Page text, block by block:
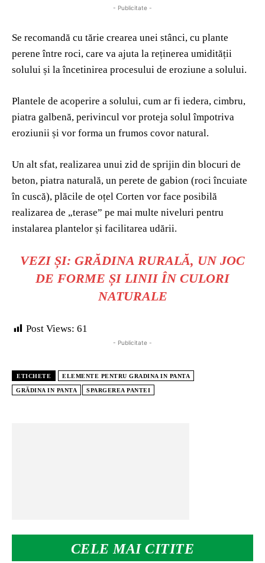
CELE MAI CITITE
- Publicitate -
Se recomandă cu tărie crearea unei stânci, cu plante
perene între roci, care va ajuta la reținerea umidității
solului și la încetinirea procesului de eroziune a solului.
Plantele de acoperire a solului, cum ar fi iedera, cimbru,
piatra galbenă, perivincul vor proteja solul împotriva
eroziunii și vor forma un frumos covor natural.
Un alt sfat, realizarea unui zid de sprijin din blocuri de
beton, piatra naturală, un perete de gabion (roci încuiate
în cuscă), plăcile de oțel Corten vor face posibilă
realizarea de „terase” pe mai multe niveluri pentru
instalarea plantelor și facilitarea udării.
VEZI ȘI: GRĂDINA RURALĂ, UN JOC
DE FORME ȘI LINII ÎN CULORI
NATURALE
Post Views: 61
- Publicitate -
ETICHETE ELEMENTE PENTRU GRADINA IN PANTA
GRĂDINA IN PANTA SPARGEREA PANTEI